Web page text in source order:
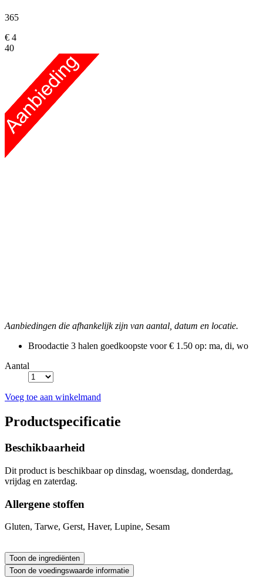
365
€ 4
40
Aanbiedingen die afhankelijk zijn van aantal, datum en locatie.
Broodactie 3 halen goedkoopste voor € 1.50 op: ma, di, wo
Aantal
Voeg toe aan winkelmand
Productspecificatie
Beschikbaarheid
Dit product is beschikbaar op dinsdag, woensdag, donderdag,
vrijdag en zaterdag.
Allergene stoffen
Gluten, Tarwe, Gerst, Haver, Lupine, Sesam